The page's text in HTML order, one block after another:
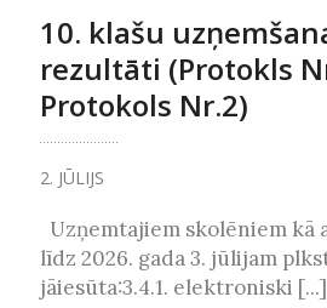
10. klašu
rezultāti (Protokls
Protokols Nr.2)
2. JŪLIJS
Uzņemtajiem skolēniem kā
līdz 2026. gada 3. jūlijam
jāiesūta:3.4.1. elektroniski [...]